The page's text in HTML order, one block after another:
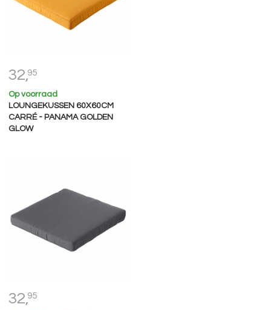
32,95
Op voorraad
LOUNGEKUSSEN 60X60CM
CARRÉ - PANAMA GOLDEN
GLOW
32,95